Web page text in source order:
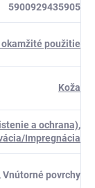
5900929435905
okamžité použitie
Koža
a ochrana),
Impregnácia
povrchy